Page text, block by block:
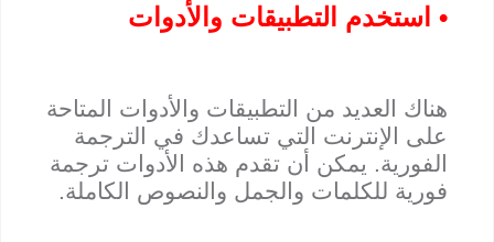
• استخدم التطبيقات والأدوات
هناك العديد من التطبيقات والأدوات المتاحة
على الإنترنت التي تساعدك في الترجمة
الفورية. يمكن أن تقدم هذه الأدوات ترجمة
فورية للكلمات والجمل والنصوص الكاملة.